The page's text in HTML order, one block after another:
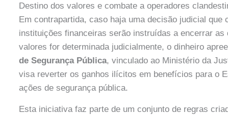
Destino dos valores e combate a operadores
Em contrapartida, caso haja uma decisão judicial
instituições financeiras serão instruídas a encerrar
valores for determinada judicialmente, o dinheiro
de Segurança Pública, vinculado ao Ministério da
visa reverter os ganhos ilícitos em benefícios para o
ações de segurança pública.
Esta iniciativa faz parte de um conjunto de regras